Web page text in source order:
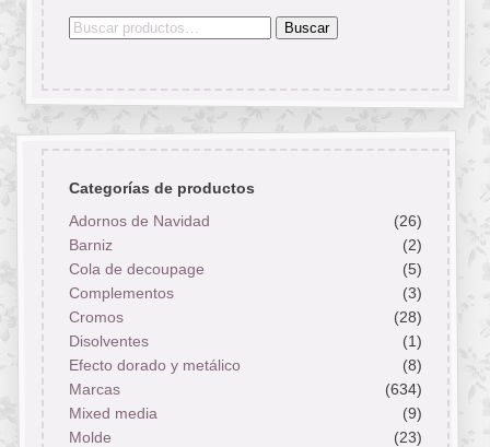
Buscar
Buscar
Categorías de productos
Adornos de Navidad
(26)
Barniz
(2)
Cola de decoupage
(5)
Complementos
(3)
Cromos
(28)
Disolventes
(1)
Efecto dorado y metálico
(8)
Marcas
(634)
Mixed media
(9)
Molde
(23)